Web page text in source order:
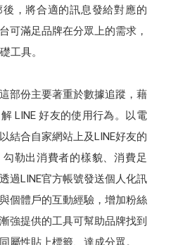
，將合適的訊息發給對應的
可滿足品牌在分眾上的需求，
工具。
部份主要著重於數據追蹤，藉
LINE 好友的使用行為。以電
結合自家網站上及LINE好友的
勒出消費者的樣貌、消費足
過LINE官方帳號發送個人化訊
個體戶的互動經驗，增加粉絲
強提供的工具可幫助品牌找到
屬性貼上標籤、達成分眾。